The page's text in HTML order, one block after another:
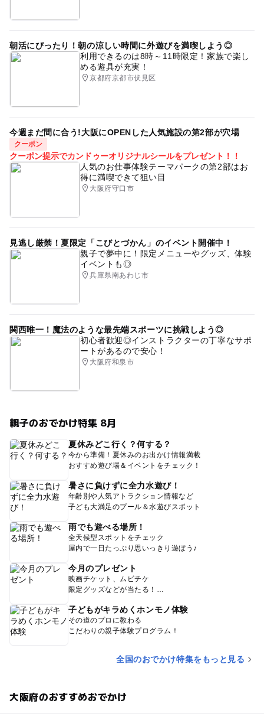
朝活にぴったり！朝の涼しい時間に外遊びを満喫しよう◎
利用できるのは8時～11時限定！家族で楽し
める遊具が充実！
京都府京都市伏見区
今週まだ間に合う!大阪にOPENした人気施設の第2部が穴場
クーポン
クーポン提示でカンドゥーオリジナルシールをプレゼント！！
人気のお仕事体験テーマパークの第2部はお
得に満喫できて狙い目
大阪府守口市
見逃し厳禁！夏限定「こびとづかん」のイベント開催中！
親子で夢中に！限定メニューやグッズ、体験
イベントも◎
兵庫県南あわじ市
関西唯一！魔法のような最先端スポーツに挑戦しよう◎
初心者歓迎◎インストラクターの丁寧なサポ
ートがあるので安心！
大阪府和泉市
親子のおでかけ特集 8月
夏休みどこ行く？何する？
今から準備！夏休みのお出かけ情報満載
おすすめ遊び場＆イベントをチェック！
暑さに負けずに全力水遊び！
年齢別や人気アトラクション情報など
子ども大満足のプール＆水遊びスポット
雨でも遊べる場所！
全天候型スポットをチェック
屋内で一日たっぷり思いっきり遊ぼう♪
今月のプレゼント
映画チケット、ムビチケ
限定グッズなどが当たる！
子どもがキラめくホンモノ体験
その道のプロに教わる
こだわりの親子体験プログラム！
全国のおでかけ特集をもっと見る
大阪府のおすすめおでかけ